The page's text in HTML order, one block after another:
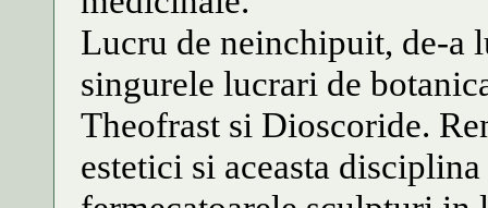
Lucru de neinchipuit, de-
singurele lucrari de
Theofrast si Dioscoride.
estetici si aceasta